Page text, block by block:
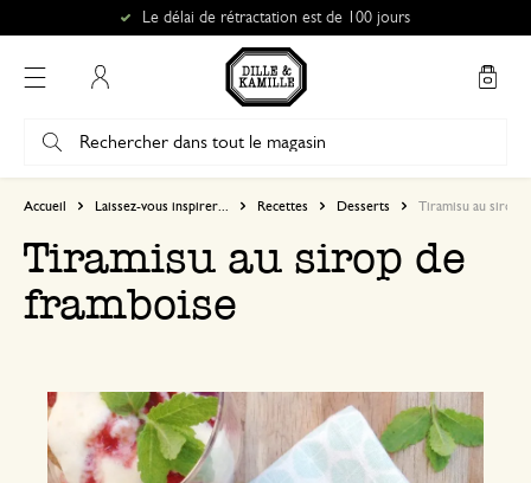
Le délai de rétractation est de 100 jours
Accueil Laissez-vous inspirer... Recettes Desserts Tiramisu au sirop
Tiramisu au sirop de
framboise